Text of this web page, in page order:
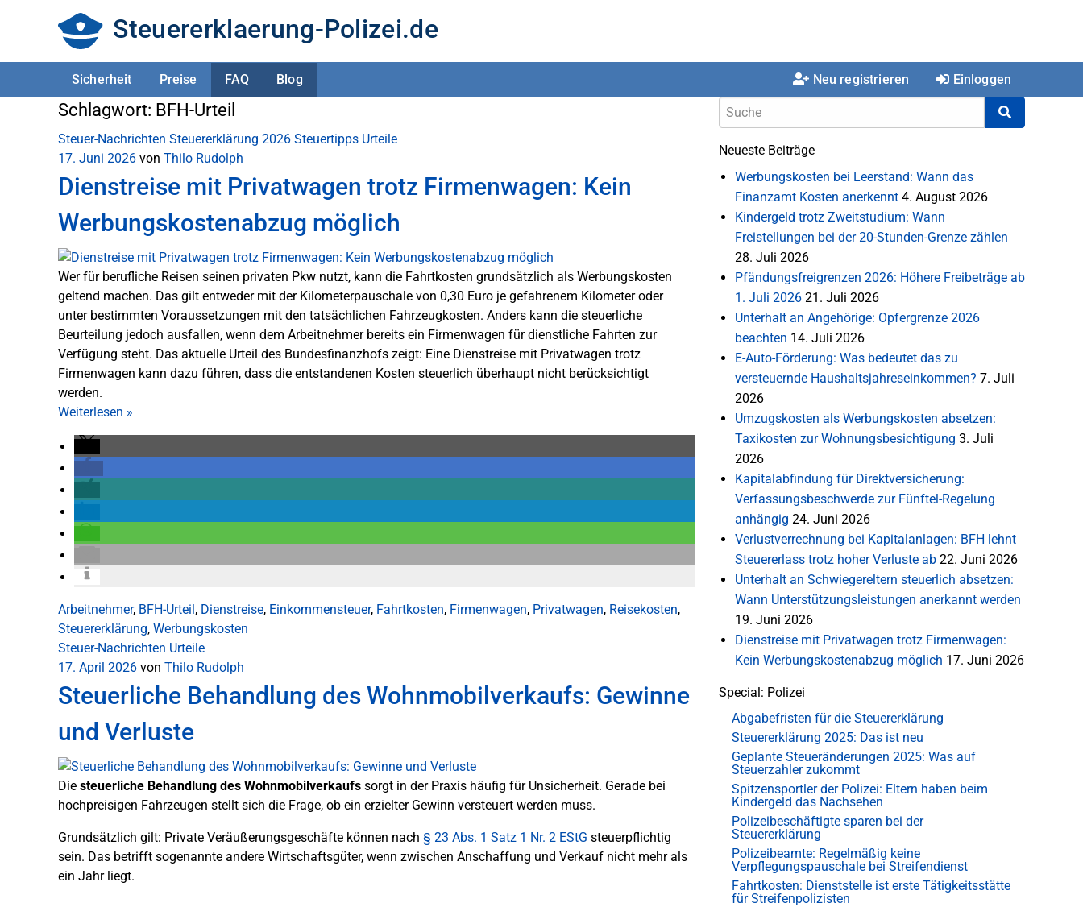
Steuererklaerung-Polizei.de
Sicherheit Preise FAQ Blog Neu registrieren Einloggen
Schlagwort: BFH-Urteil
Steuer-Nachrichten Steuererklärung 2026 Steuertipps Urteile
17. Juni 2026 von Thilo Rudolph
Dienstreise mit Privatwagen trotz Firmenwagen: Kein
Werbungskostenabzug möglich
Wer für berufliche Reisen seinen privaten Pkw nutzt, kann die Fahrtkosten grundsätzlich als Werbungskosten
geltend machen. Das gilt entweder mit der Kilometerpauschale von 0,30 Euro je gefahrenem Kilometer oder
unter bestimmten Voraussetzungen mit den tatsächlichen Fahrzeugkosten. Anders kann die steuerliche
Beurteilung jedoch ausfallen, wenn dem Arbeitnehmer bereits ein Firmenwagen für dienstliche Fahrten zur
Verfügung steht. Das aktuelle Urteil des Bundesfinanzhofs zeigt: Eine Dienstreise mit Privatwagen trotz
Firmenwagen kann dazu führen, dass die entstandenen Kosten steuerlich überhaupt nicht berücksichtigt
werden.
Weiterlesen »
Arbeitnehmer, BFH-Urteil, Dienstreise, Einkommensteuer, Fahrtkosten, Firmenwagen, Privatwagen, Reisekosten,
Steuererklärung, Werbungskosten
Steuer-Nachrichten Urteile
17. April 2026 von Thilo Rudolph
Steuerliche Behandlung des Wohnmobilverkaufs: Gewinne
und Verluste
Die steuerliche Behandlung des Wohnmobilverkaufs sorgt in der Praxis häufig für Unsicherheit. Gerade bei
hochpreisigen Fahrzeugen stellt sich die Frage, ob ein erzielter Gewinn versteuert werden muss.
Grundsätzlich gilt: Private Veräußerungsgeschäfte können nach § 23 Abs. 1 Satz 1 Nr. 2 EStG steuerpflichtig
sein. Das betrifft sogenannte andere Wirtschaftsgüter, wenn zwischen Anschaffung und Verkauf nicht mehr als
ein Jahr liegt.
Neueste Beiträge
Werbungskosten bei Leerstand: Wann das
Finanzamt Kosten anerkennt 4. August 2026
Kindergeld trotz Zweitstudium: Wann
Freistellungen bei der 20-Stunden-Grenze zählen
28. Juli 2026
Pfändungsfreigrenzen 2026: Höhere Freibeträge ab
1. Juli 2026 21. Juli 2026
Unterhalt an Angehörige: Opfergrenze 2026
beachten 14. Juli 2026
E-Auto-Förderung: Was bedeutet das zu
versteuernde Haushaltsjahreseinkommen? 7. Juli
2026
Umzugskosten als Werbungskosten absetzen:
Taxikosten zur Wohnungsbesichtigung 3. Juli
2026
Kapitalabfindung für Direktversicherung:
Verfassungsbeschwerde zur Fünftel-Regelung
anhängig 24. Juni 2026
Verlustverrechnung bei Kapitalanlagen: BFH lehnt
Steuererlass trotz hoher Verluste ab 22. Juni 2026
Unterhalt an Schwiegereltern steuerlich absetzen:
Wann Unterstützungsleistungen anerkannt werden
19. Juni 2026
Dienstreise mit Privatwagen trotz Firmenwagen:
Kein Werbungskostenabzug möglich 17. Juni 2026
Special: Polizei
Abgabefristen für die Steuererklärung
Steuererklärung 2025: Das ist neu
Geplante Steueränderungen 2025: Was auf
Steuerzahler zukommt
Spitzensportler der Polizei: Eltern haben beim
Kindergeld das Nachsehen
Polizeibeschäftigte sparen bei der
Steuererklärung
Polizeibeamte: Regelmäßig keine
Verpflegungspauschale bei Streifendienst
Fahrtkosten: Dienststelle ist erste Tätigkeitsstätte
für Streifenpolizisten